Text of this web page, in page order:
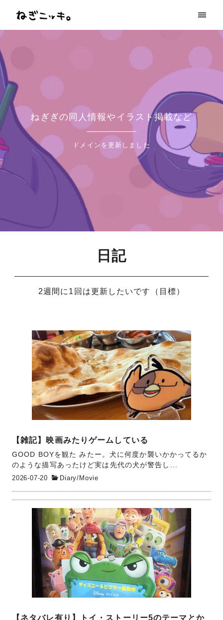
ねぎぎの同人情報やイラスト掲載など
ドメインを更新しました
日記
2週間に1回は更新したいです（目標）
【雑記】映画みたりゲームしている
GOOD BOYを観た みたー。犬に何度か襲いかかってるか
のような描写あったけど実は先代の犬が警告し...
2026-07-20
Diary/ Movie
【ネタバレ有り】トイ・ストーリー5のテーマとか